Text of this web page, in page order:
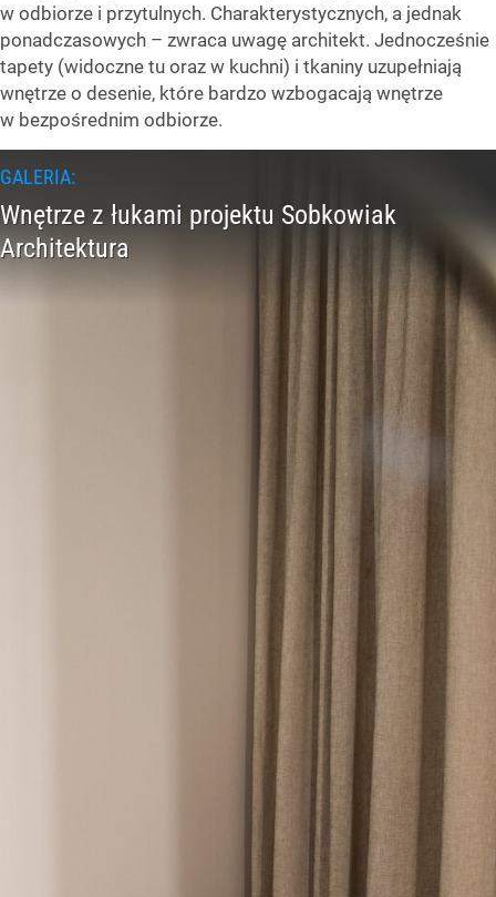
w odbiorze i przytulnych. Charakterystycznych, a jednak
ponadczasowych – zwraca uwagę architekt. Jednocześnie
tapety (widoczne tu oraz w kuchni) i tkaniny uzupełniają
wnętrze o desenie, które bardzo wzbogacają wnętrze
w bezpośrednim odbiorze.